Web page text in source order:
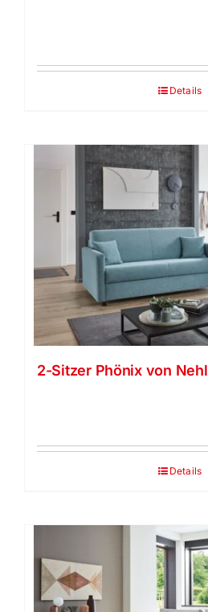
Details
2-Sitzer Phönix von Nehl
Details